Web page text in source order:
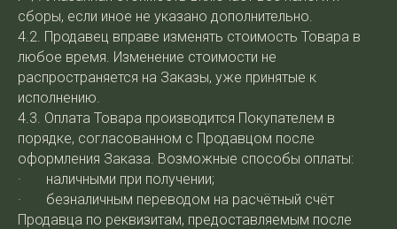
сборы, если иное не указано дополнительно.
4.2. Продавец вправе изменять стоимость Товара в
любое время. Изменение стоимости не
распространяется на Заказы, уже принятые к
исполнению.
4.3. Оплата Товара производится Покупателем в
порядке, согласованном с Продавцом после
оформления Заказа. Возможные способы оплаты:
· наличными при получении;
· безналичным переводом на расчётный счёт
Продавца по реквизитам, предоставляемым после